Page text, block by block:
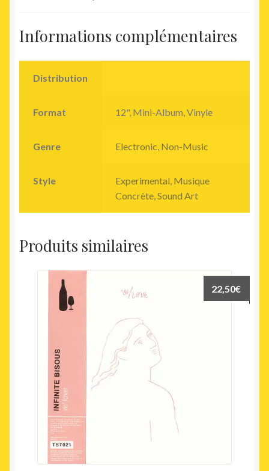
Informations complémentaires
Distribution
Format 12", Mini-Album, Vinyle
Genre Electronic, Non-Music
Style Experimental, Musique
Concrète,Sound Art
Produits similaires
22,50€